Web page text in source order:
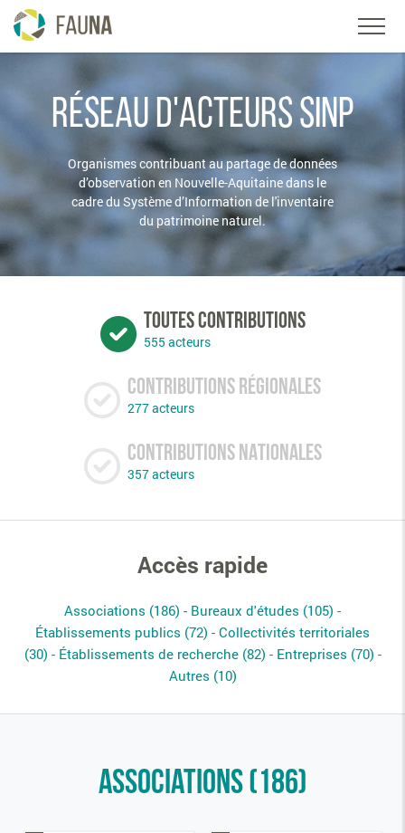
RÉSEAU D'ACTEURS SINP
Organismes contribuant au partage de données
d’observation en Nouvelle-Aquitaine dans le
cadre du Système d’Information de l'inventaire
du patrimoine naturel.
TOUTES CONTRIBUTIONS
555 acteurs
CONTRIBUTIONS RÉGIONALES
277 acteurs
CONTRIBUTIONS NATIONALES
357 acteurs
Accès rapide
Associations (186) Bureaux d'études (105)
Établissements publics (72)
Collectivités territoriales
(30) Établissements de recherche (82) Entreprises (70)
Autres (10)
Associations (186)